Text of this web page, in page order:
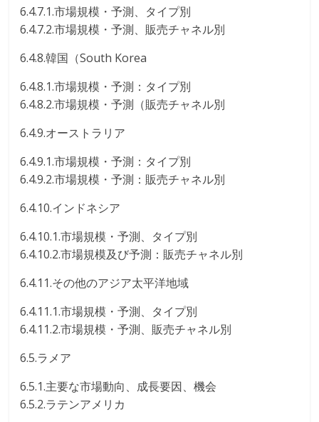
6.4.7.1.市場規模・予測、タイプ別
6.4.7.2.市場規模・予測、販売チャネル別
6.4.8.韓国（South Korea
6.4.8.1.市場規模・予測：タイプ別
6.4.8.2.市場規模・予測（販売チャネル別
6.4.9.オーストラリア
6.4.9.1.市場規模・予測：タイプ別
6.4.9.2.市場規模・予測：販売チャネル別
6.4.10.インドネシア
6.4.10.1.市場規模・予測、タイプ別
6.4.10.2.市場規模及び予測：販売チャネル別
6.4.11.その他のアジア太平洋地域
6.4.11.1.市場規模・予測、タイプ別
6.4.11.2.市場規模・予測、販売チャネル別
6.5.ラメア
6.5.1.主要な市場動向、成長要因、機会
6.5.2.ラテンアメリカ